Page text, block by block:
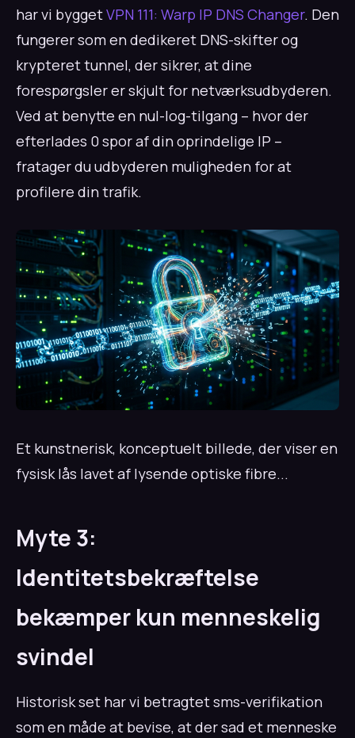
har vi byggetVPN 111: Warp IP DNS Changer. Den
fungerer som en dedikeret DNS-skifter og
krypteret tunnel, der sikrer, at dine
forespørgsler er skjult for netværksudbyderen.
Ved at benytte en nul-log-tilgang – hvor der
efterlades 0 spor af din oprindelige IP –
fratager du udbyderen muligheden for at
profilere din trafik.
Et kunstnerisk, konceptuelt billede, der viser en
fysisk lås lavet af lysende optiske fibre...
Myte 3:
Identitetsbekræftelse
bekæmper kun menneskelig
svindel
Historisk set har vi betragtet sms-verifikation
som en måde at bevise, at der sad et menneske